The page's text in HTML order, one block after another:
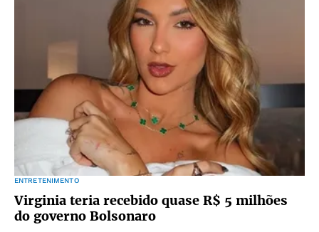
ENTRETENIMENTO
Virginia teria recebido quase R$ 5 milhões
do governo Bolsonaro